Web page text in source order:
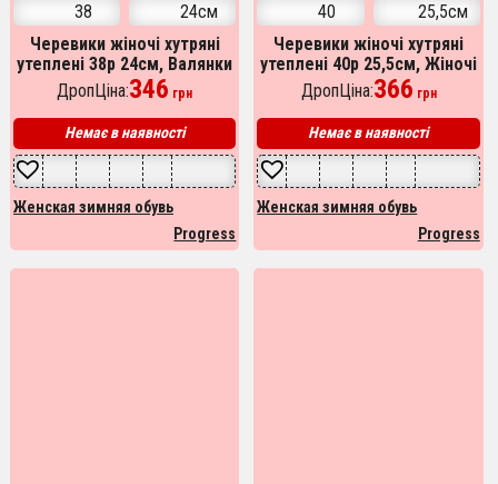
38
24см
Черевики жіночі хутряні
утеплені 38р 24см, Валянки
шиті, Домашні капці для
жінок
ДропЦіна:346 грн
Немає в наявності
Женская зимняя обувь
Progress
40
25,5см
Черевики жіночі хутряні
утеплені 40р 25,5см, Жіночі
зимові дутики, Бурки
домашні жіночі
ДропЦіна:366 грн
Немає в наявності
Женская зимняя обувь
Progress